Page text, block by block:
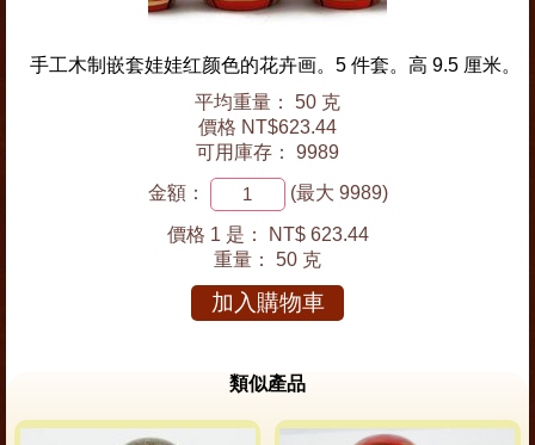
手工木制嵌套娃娃红颜色的花卉画。5 件套。高 9.5 厘米。
平均重量： 50 克
價格 NT$623.44
可用庫存： 9989
金額： (最大 9989)
價格 1 是：
NT$ 623.44
重量： 50 克
加入購物車
類似產品